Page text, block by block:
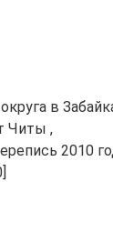
в
Читы ,
2010